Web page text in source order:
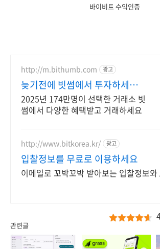
바이비트 수익인증
http://m.bithumb.com 광고
늦기전에 빗썸에서 투자하세요
신규 가입 시 5만원 혜택
2025년 174만명이 선택한 거래소 빗
썸에서 다양한 혜택받고 거래하세요
http://www.bitkorea.kr/ 광고
입찰정보를 무료로 이용하세요
이메일로 꼬박꼬박 받아보는 입찰정보
관련글